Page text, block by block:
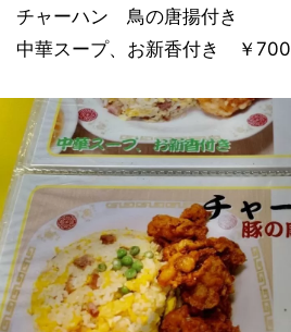
チャーハン 鳥の唐揚付き
中華スープ、お新香付き ￥700